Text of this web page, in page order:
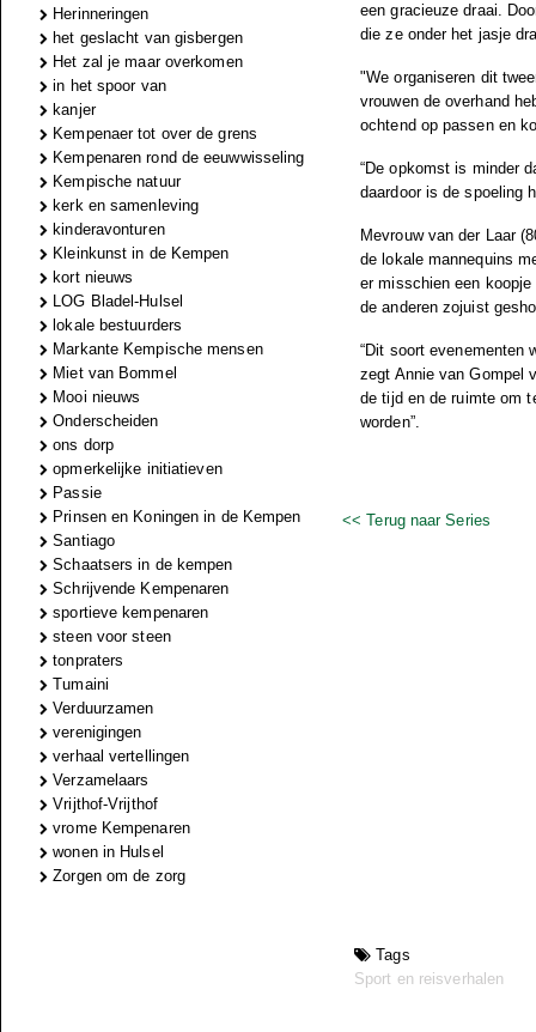
Herinneringen
het geslacht van gisbergen
Het zal je maar overkomen
in het spoor van
kanjer
Kempenaer tot over de grens
Kempenaren rond de eeuwwisseling
Kempische natuur
kerk en samenleving
kinderavonturen
Kleinkunst in de Kempen
kort nieuws
LOG Bladel-Hulsel
lokale bestuurders
Markante Kempische mensen
Miet van Bommel
Mooi nieuws
Onderscheiden
ons dorp
opmerkelijke initiatieven
Passie
Prinsen en Koningen in de Kempen
Santiago
Schaatsers in de kempen
Schrijvende Kempenaren
sportieve kempenaren
steen voor steen
tonpraters
Tumaini
Verduurzamen
verenigingen
verhaal vertellingen
Verzamelaars
Vrijthof-Vrijthof
vrome Kempenaren
wonen in Hulsel
Zorgen om de zorg
een gracieuze draai.
die ze onder het jasje
"We organiseren dit
vrouwen de overhand
ochtend op passen en
“De opkomst is minder
daardoor is de spoeling
Mevrouw van der Laar
de lokale mannequins
er misschien een
de anderen zojuist
“Dit soort evenementen
zegt Annie van Gompel
de tijd en de ruimte om
worden”.
<< Terug naar Series
Tags
Sport en reisverhalen